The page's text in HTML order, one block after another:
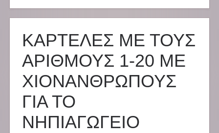
ΚΑΡΤΕΛΕΣ ΜΕ ΤΟΥΣ
ΑΡΙΘΜΟΥΣ 1-20 ΜΕ
ΧΙΟΝΑΝΘΡΩΠΟΥΣ
ΓΙΑ ΤΟ
ΝΗΠΙΑΓΩΓΕΙΟ